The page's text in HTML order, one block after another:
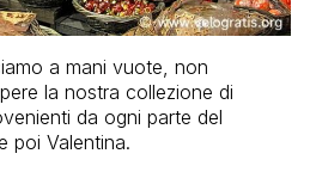
a mani vuote, non
la nostra collezione di
da ogni parte del
poi Valentina.